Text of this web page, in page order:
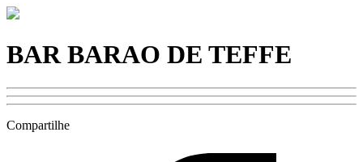
BAR BARAO DE TEFFE
Compartilhe